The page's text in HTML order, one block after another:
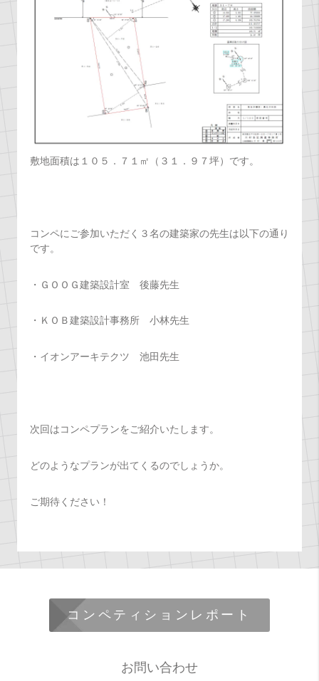
敷地面積は１０５．７１㎡（３１．９７坪）です。
コンペにご参加いただく３名の建築家の先生は以下の通り
です。
・ＧＯＯＧ建築設計室 後藤先生
・ＫＯＢ建築設計事務所 小林先生
・イオンアーキテクツ 池田先生
次回はコンペプランをご紹介いたします。
どのようなプランが出てくるのでしょうか。
ご期待ください！
コンペティションレポート
お問い合わせ